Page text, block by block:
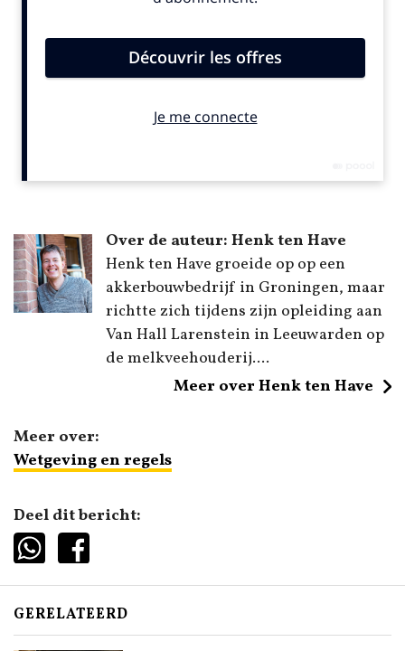
Over de auteur: Henk ten Have
Henk ten Have groeide op op een
akkerbouwbedrijf in Groningen, maar
richtte zich tijdens zijn opleiding aan
Van Hall Larenstein in Leeuwarden op
de melkveehouderij....
Meer over Henk ten Have
Meer over:
Wetgeving en regels
Deel dit bericht:
GERELATEERD